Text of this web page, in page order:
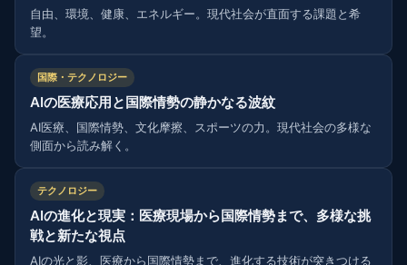
自由、環境、健康、エネルギー。現代社会が直面する課題と希
望。
国際・テクノロジー
AIの医療応用と国際情勢の静かなる波紋
AI医療、国際情勢、文化摩擦、スポーツの力。現代社会の多様な
側面から読み解く。
テクノロジー
AIの進化と現実：医療現場から国際情勢まで、多様な挑
戦と新たな視点
AIの光と影、医療から国際情勢まで、進化する技術が突きつける